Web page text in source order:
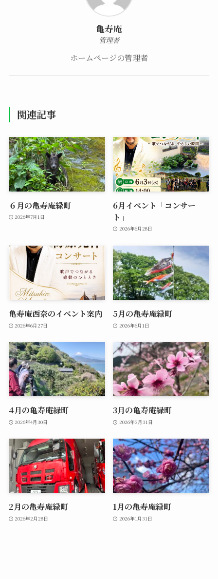
亀寿庵
管理者
ホームページの管理者
関連記事
６月の亀寿庵緑町
2026年7月1日
6月イベント「コンサー
ト」
2026年6月28日
亀寿庵西奈のイベント案内
2026年6月27日
5月の亀寿庵緑町
2026年6月1日
4月の亀寿庵緑町
2026年4月30日
3月の亀寿庵緑町
2026年3月31日
2月の亀寿庵緑町
2026年2月28日
1月の亀寿庵緑町
2026年1月31日